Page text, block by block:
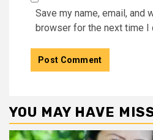
Save my name, email, and
browser for the next time I
YOU MAY HAVE